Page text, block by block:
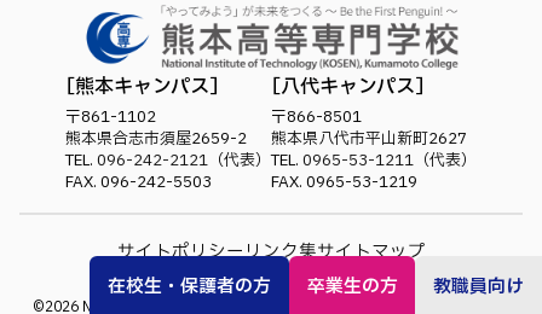
熊本キャンパス
〒861-1102
熊本県合志市須屋2659-2
TEL. 096-242-2121 （代表）
FAX. 096-242-5503
八代キャンパス
〒866-8501
熊本県八代市平山新町2627
TEL. 0965-53-1211 （代表）
FAX. 0965-53-1219
サイトポリシーリンク集サイトマップ
©2026National Institute of Technology (KOSEN), Kumamoto College.
在校生・保護者の方 卒業生の方 教職員向け